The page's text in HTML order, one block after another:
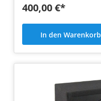
400,00 €*
In den Warenkorb